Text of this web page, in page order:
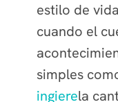
estilo de
cuando el
simples
ingierela